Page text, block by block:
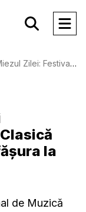
Festivalului Internaţional de Muzică Clasică „Crescendo” se va desfășura la Cahul.
la
de Muzică